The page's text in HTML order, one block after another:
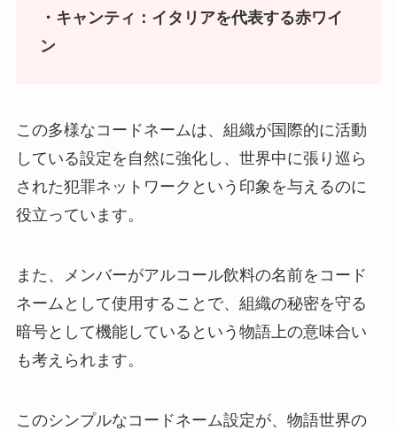
・キャンティ：イタリアを代表する赤ワイ
ン
この多様なコードネームは、組織が国際的に活動
している設定を自然に強化し、世界中に張り巡ら
された犯罪ネットワークという印象を与えるのに
役立っています。
また、メンバーがアルコール飲料の名前をコード
ネームとして使用することで、組織の秘密を守る
暗号として機能しているという物語上の意味合い
も考えられます。
このシンプルなコードネーム設定が、物語世界の